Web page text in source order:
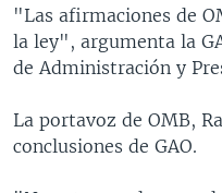
"Las afirmaciones de
la ley", argumenta la
de Administración y
La portavoz de OMB,
conclusiones de GAO.